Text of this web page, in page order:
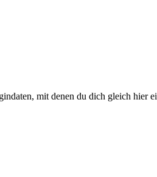
mit denen du dich gleich hier